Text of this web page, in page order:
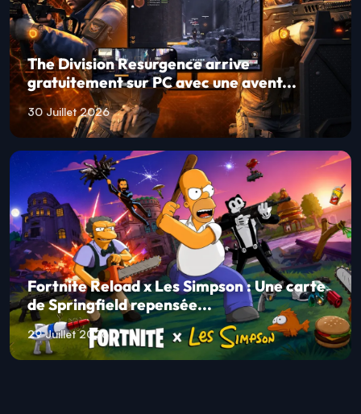
The Division Resurgence arrive
gratuitement sur PC avec une avent...
30 Juillet 2026
Fortnite Reload x Les Simpson : Une carte
de Springfield repensée...
29 Juillet 2026